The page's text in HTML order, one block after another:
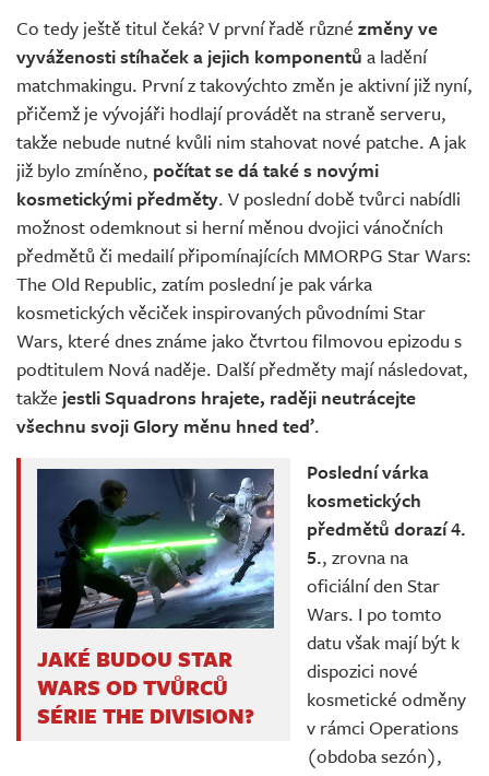
Co tedy ještě titul čeká? V první řadě různé změny ve
vyváženosti stíhaček a jejich komponentů a ladění
matchmakingu. První z takovýchto změn je aktivní již nyní,
přičemž je vývojáři hodlají provádět na straně serveru,
takže nebude nutné kvůli nim stahovat nové patche. A jak
již bylo zmíněno, počítat se dá také s novými
kosmetickými předměty. V poslední době tvůrci nabídli
možnost odemknout si herní měnou dvojici vánočních
předmětů či medailí připomínajících MMORPG Star Wars:
The Old Republic, zatím poslední je pak várka
kosmetických věciček inspirovaných původními Star
Wars, které dnes známe jako čtvrtou filmovou epizodu s
podtitulem Nová naděje. Další předměty mají následovat,
takže jestli Squadrons hrajete, raději neutrácejte
všechnu svoji Glory měnu hned teď.
JAKÉ BUDOU STAR
WARS OD TVŮRCŮ
SÉRIE THE DIVISION?
Poslední várka
kosmetických
předmětů dorazí 4.
5., zrovna na
oficiální den Star
Wars. I po tomto
datu však mají být k
dispozici nové
kosmetické odměny
v rámci Operations
(obdoba sezón),